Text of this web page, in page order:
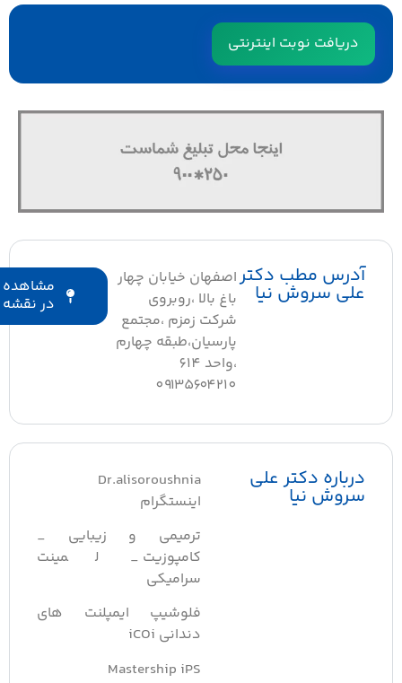
دریافت نوبت اینترنتی
آدرس مطب دکتر
علی سروش نیا
اصفهان خیابان چهار
باغ بالا ،روبروی
شرکت زمزم ،مجتمع
پارسیان،طبقه چهارم
،واحد 614
٠٩١٣٥٦٠٤٢١٠
مشاهده
در نقشه
درباره دکتر علی
سروش نیا
Dr.alisoroushnia
اینستگرام
ترمیمی و زیبایی _
کامپوزیت _ لمینت
سرامیکی
فلوشیپ ایمپلنت های
دندانی iCOi
Mastership iPS